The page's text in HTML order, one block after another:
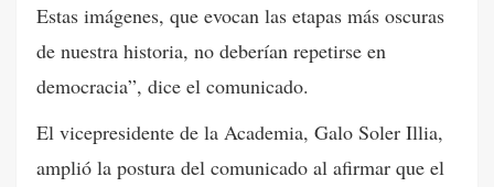
Estas imágenes, que evocan las etapas más oscuras
de nuestra historia, no deberían repetirse en
democracia”, dice el comunicado.
El vicepresidente de la Academia, Galo Soler Illia,
amplió la postura del comunicado al afirmar que el